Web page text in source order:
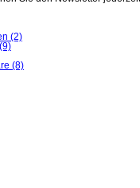
(2)
(9)
(8)